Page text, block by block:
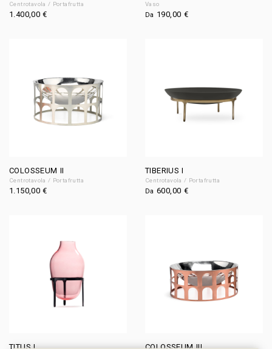
Centrotavola / Portafrutta
1.400,00€
Vaso
Da 190,00 €
COLOSSEUM II
Centrotavola / Portafrutta
1.150,00€
TIBERIUS I
Centrotavola / Portafrutta
Da600,00 €
TITUS I COLOSSEUM III